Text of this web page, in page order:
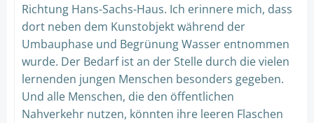
Richtung Hans-Sachs-Haus. Ich erinnere mich, dass
dort neben dem Kunstobjekt während der
Umbauphase und Begrünung Wasser entnommen
wurde. Der Bedarf ist an der Stelle durch die vielen
lernenden jungen Menschen besonders gegeben.
Und alle Menschen, die den öffentlichen
Nahverkehr nutzen, könnten ihre leeren Flaschen